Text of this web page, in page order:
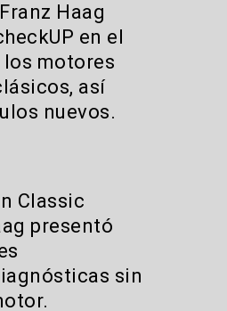
Haag
en el
motores
así
nuevos.
Classic
presentó
sin